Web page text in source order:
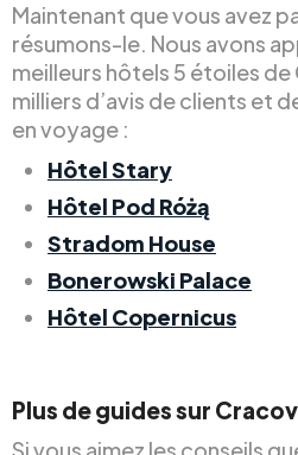
Maintenant que vous avez
résumons-le. Nous avons
meilleurs hôtels 5 étoiles
milliers d’avis de clients et
en voyage :
Hôtel Stary
Hôtel Pod Różą
Stradom House
Bonerowski Palace
Hôtel Copernicus
Plus de guides sur